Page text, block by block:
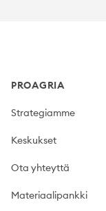
PROAGRIA
Strategiamme
Keskukset
Ota yhteyttä
Materiaalipankki